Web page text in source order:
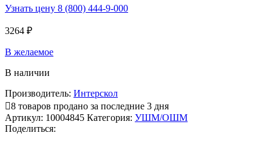
Узнать цену 8 (800) 444-9-000
3264 ₽
В желаемое
В наличии
Производитель: Интерскол
8 товаров продано за последние 3 дня
Артикул: 10004845 Категория: УШМ/ОШМ
Поделиться: